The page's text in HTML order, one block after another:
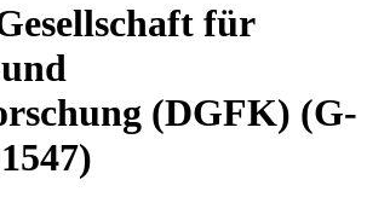
für
(DGFK) (G-